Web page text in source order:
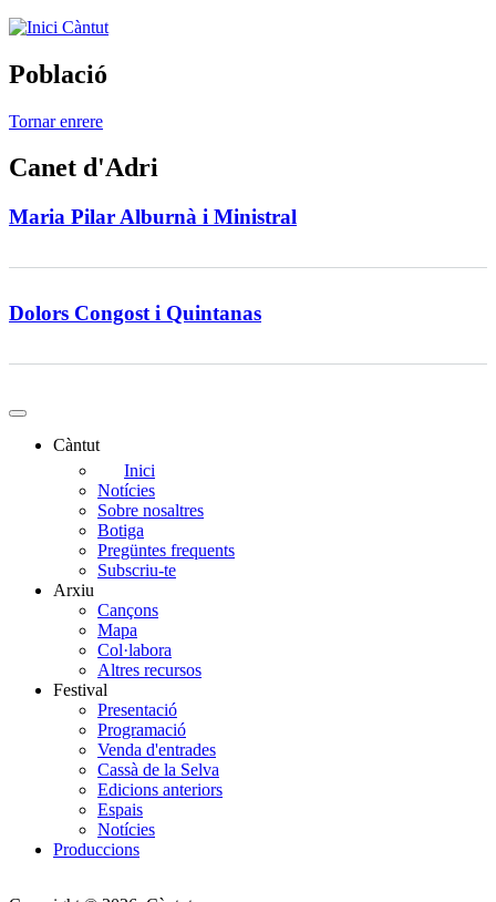
Càntut
Població
Tornar enrere
Canet d'Adri
Maria Pilar Alburnà i Ministral
Dolors Congost i Quintanas
Càntut
Inici
Notícies
Sobre nosaltres
Botiga
Pregüntes frequents
Subscriu-te
Arxiu
Cançons
Mapa
Col·labora
Altres recursos
Festival
Presentació
Programació
Venda d'entrades
Cassà de la Selva
Edicions anteriors
Espais
Notícies
Produccions